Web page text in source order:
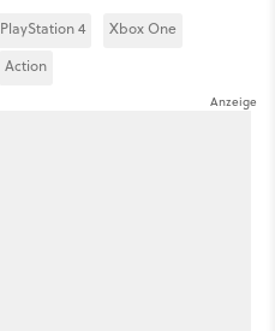
PlayStation 4
Xbox One
Action